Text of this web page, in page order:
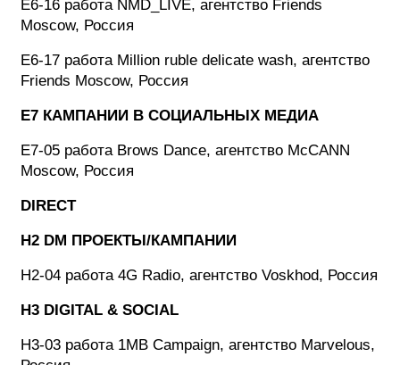
E6-16 работа NMD_LIVE, агентство Friends
Moscow, Россия
E6-17 работа Million ruble delicate wash, агентство
Friends Moscow, Россия
E7 КАМПАНИИ В СОЦИАЛЬНЫХ МЕДИА
E7-05 работа Brows Dance, агентство McCANN
Moscow, Россия
DIRECT
H2 DM ПРОЕКТЫ/КАМПАНИИ
H2-04 работа 4G Radio, агентство Voskhod, Россия
H3 DIGITAL & SOCIAL
H3-03 работа 1MB Campaign, агентство Marvelous,